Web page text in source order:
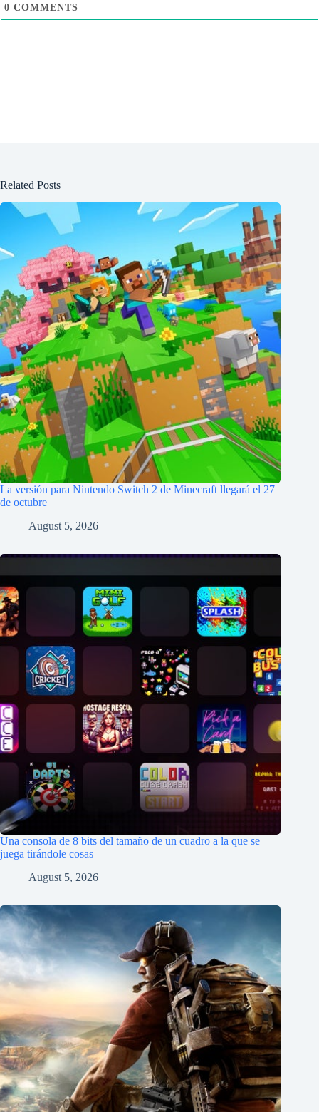
0 COMMENTS
Related Posts
La versión para Nintendo Switch 2 de Minecraft llegará el 27
de octubre
August 5, 2026
Una consola de 8 bits del tamaño de un cuadro a la que se
juega tirándole cosas
August 5, 2026